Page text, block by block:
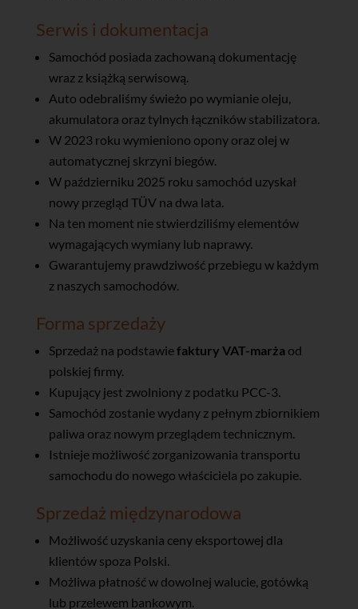
Serwis i dokumentacja
Samochód posiada zachowaną dokumentację
wraz z książką serwisową.
Auto odebraliśmy świeżo po wymianie oleju,
akumulatora oraz tylnych łączników stabilizatora.
W 2023 roku wymieniono opony oraz olej w
automatycznej skrzyni biegów.
W październiku 2025 roku samochód uzyskał
nowy przegląd TÜV na dwa lata.
Na ten moment nie stwierdziliśmy elementów
wymagających wymiany lub naprawy.
Gwarantujemy prawdziwość przebiegu w każdym
z naszych samochodów.
Forma sprzedaży
Sprzedaż na podstawiefaktury VAT-marżaod
polskiej firmy.
Kupujący jest zwolniony z podatku PCC-3.
Samochód zostanie wydany z pełnym zbiornikiem
paliwa oraz nowym przeglądem technicznym.
Istnieje możliwość zorganizowania transportu
samochodu do nowego właściciela po zakupie.
Sprzedaż międzynarodowa
Możliwość uzyskania ceny eksportowej dla
klientów spoza Polski.
Możliwa płatność w dowolnej walucie, gotówką
lub przelewem bankowym.